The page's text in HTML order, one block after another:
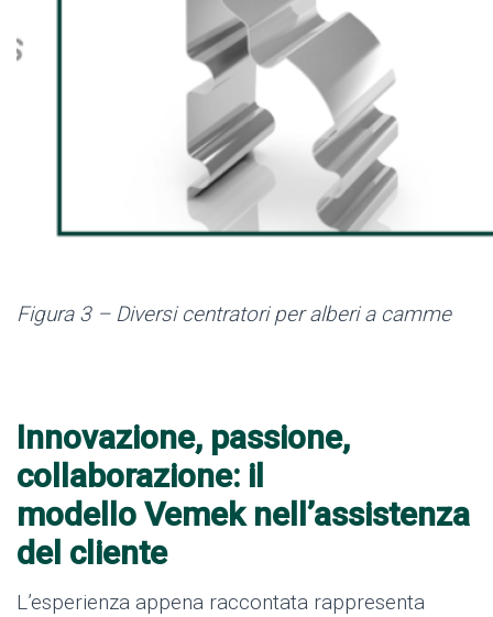
Figura 3 – Diversi centratori per alberi a camme
Innovazione, passione,
collaborazione: il
modello Vemek nell’assistenza
del cliente
L’esperienza appena raccontata rappresenta